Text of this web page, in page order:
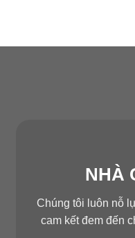
NHÀ
Chúng tôi luôn nỗ
cam kết đem đến